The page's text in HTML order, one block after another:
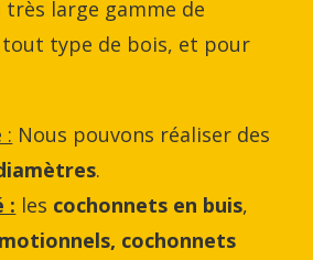
large gamme de
type de bois, et pour
: Nous pouvons réaliser des
.
: les cochonnets en buis,
cochonnets